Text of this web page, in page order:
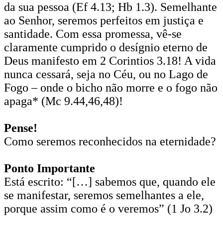
da sua pessoa (Ef 4.13; Hb 1.3). Semelhante
ao Senhor, seremos perfeitos em justiça e
santidade. Com essa promessa, vê-se
claramente cumprido o desígnio eterno de
Deus manifesto em 2 Corintios 3.18! A vida
nunca cessará, seja no Céu, ou no Lago de
Fogo – onde o bicho não morre e o fogo não
apaga* (Mc 9.44,46,48)!
Pense!
Como seremos reconhecidos na eternidade?
Ponto Importante
Está escrito: “[…] sabemos que, quando ele
se manifestar, seremos semelhantes a ele,
porque assim como é o veremos” (1 Jo 3.2)